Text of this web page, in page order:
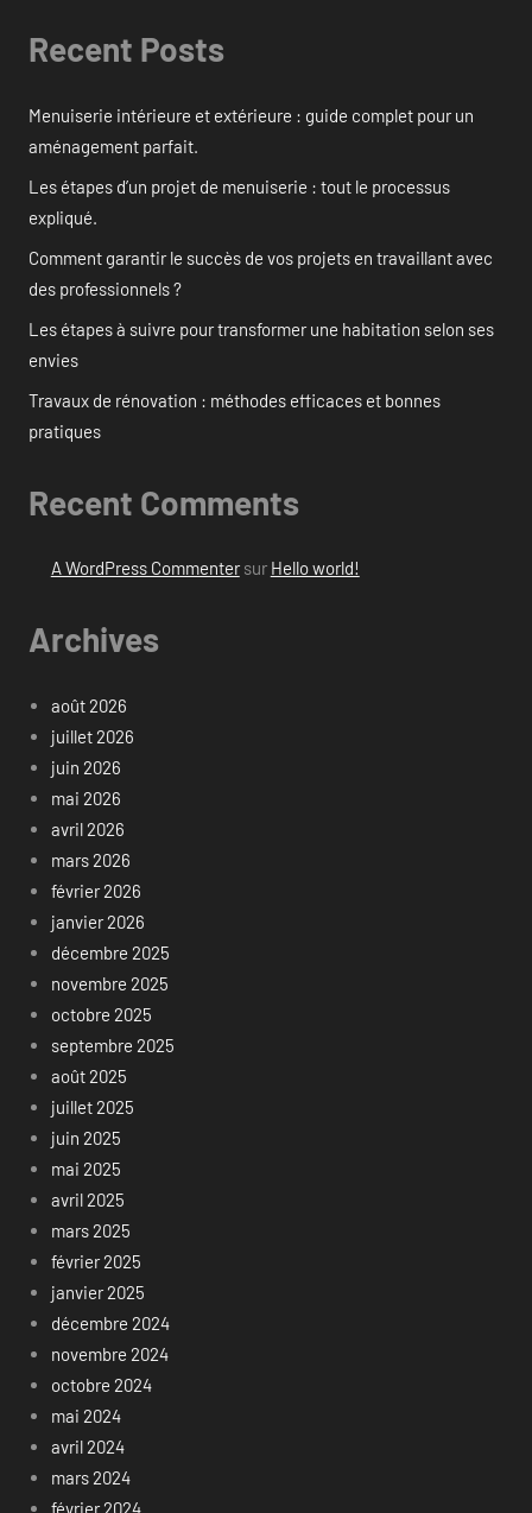
Recent Posts
Menuiserie intérieure et extérieure : guide complet pour un
aménagement parfait.
Les étapes d’un projet de menuiserie : tout le processus
expliqué.
Comment garantir le succès de vos projets en travaillant avec
des professionnels ?
Les étapes à suivre pour transformer une habitation selon ses
envies
Travaux de rénovation : méthodes efficaces et bonnes
pratiques
Recent Comments
A WordPress Commentersur Hello world!
Archives
août 2026
juillet 2026
juin 2026
mai 2026
avril 2026
mars 2026
février 2026
janvier 2026
décembre 2025
novembre 2025
octobre 2025
septembre 2025
août 2025
juillet 2025
juin 2025
mai 2025
avril 2025
mars 2025
février 2025
janvier 2025
décembre 2024
novembre 2024
octobre 2024
mai 2024
avril 2024
mars 2024
février 2024